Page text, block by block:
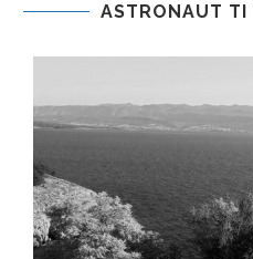
ASTRONAUT TI